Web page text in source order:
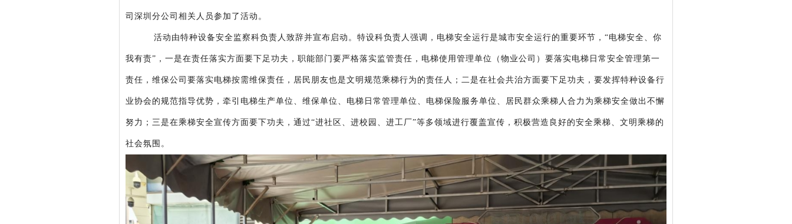
司深圳分公司相关人员参加了活动。
活动由特种设备安全监察科负责人致辞并宣布启动。特设科负责人强调，电梯安全运行是城市安全运行的重要环节， “电梯安全、你
我有责”，一是在责任落实方面要下足功夫，职能部门要严格落实监管责任，电梯使用管理单位（物业公司）要落实电梯日常安全管理第一
责任，维保公司要落实电梯按需维保责任，居民朋友也是文明规范乘梯行为的责任人；二是在社会共治方面要下足功夫，要发挥特种设备行
业协会的规范指导优势，牵引电梯生产单位、维保单位、电梯日常管理单位、电梯保险服务单位、居民群众乘梯人合力为乘梯安全做出不懈
努力；三是在乘梯安全宣传方面要下功夫，通过“进社区、进校园、进工厂”等多领域进行覆盖宣传，积极营造良好的安全乘梯、文明乘梯的
社会氛围。